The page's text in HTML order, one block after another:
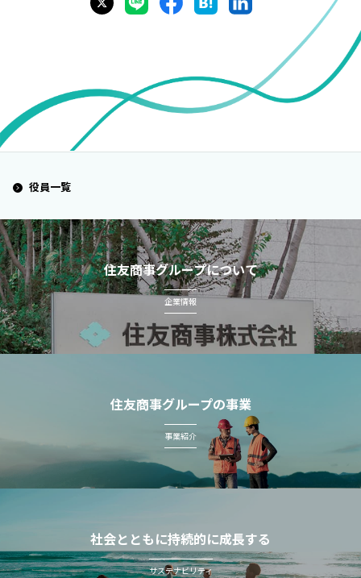
役員一覧
住友商事グループについて
企業情報
住友商事グループの事業
事業紹介
社会とともに持続的に成長する
サステナビリティ